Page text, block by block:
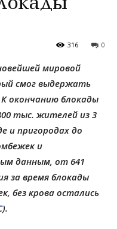
0
316
мировой
смог выдержать
окончанию блокады
тыс. жителей из 3
и пригородах до
и
данным, от 641
за время блокады
без крова остались
).